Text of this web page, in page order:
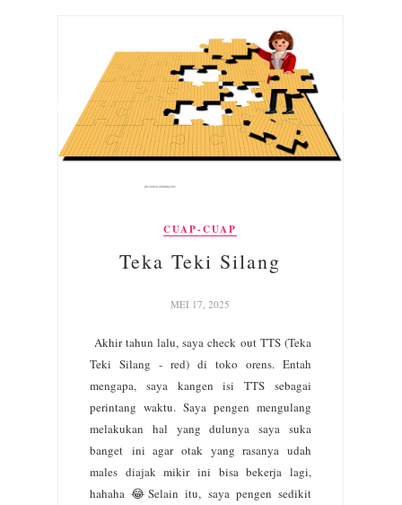
CUAP-CUAP
Teka Teki Silang
MEI 17, 2025
Akhir tahun lalu, saya check out TTS (Teka
Teki Silang - red) di toko orens. Entah
mengapa, saya kangen isi TTS sebagai
perintang waktu. Saya pengen mengulang
melakukan hal yang dulunya saya suka
banget ini agar otak yang rasanya udah
males diajak mikir ini bisa bekerja lagi,
hahaha 😂Selain itu, saya pengen sedikit